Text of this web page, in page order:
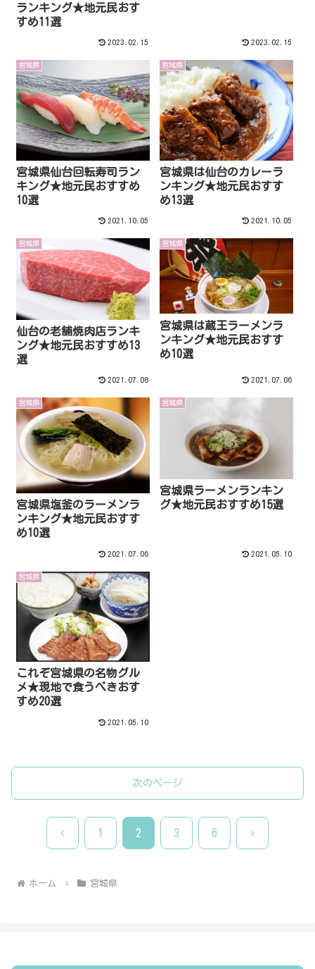
ランキング★地元民おす
すめ11選
2023.02.15 2023.02.15
宮城県
宮城県仙台回転寿司ラン
キング★地元民おすすめ
10選
2021.10.05
宮城県
宮城県は仙台のカレーラ
ンキング★地元民おすす
め13選
2021.10.05
宮城県
仙台の老舗焼肉店ランキ
ング★地元民おすすめ13
選
2021.07.08
宮城県
宮城県は蔵王ラーメンラ
ンキング★地元民おすす
め10選
2021.07.06
宮城県
宮城県塩釜のラーメンラ
ンキング★地元民おすす
め10選
2021.07.06
宮城県
宮城県ラーメンランキン
グ★地元民おすすめ15選
2021.05.10
宮城県
これぞ宮城県の名物グル
メ★現地で食うべきおす
すめ20選
2021.05.10
次のページ
前 1 2 3 6 次
ホーム 宮城県